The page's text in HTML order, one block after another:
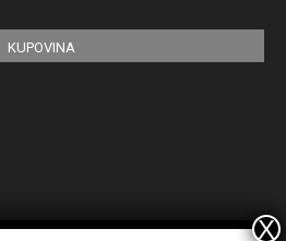
KUPOVINA